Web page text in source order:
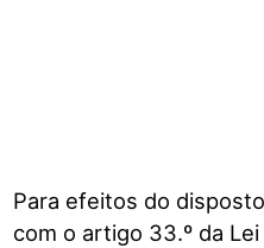
Para efeitos do
com o artigo 33.º da